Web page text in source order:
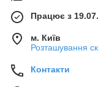
Працює з
м. Київ
Розташування
Контакти